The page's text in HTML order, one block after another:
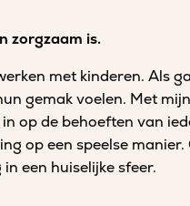
zorgzaam is.
met kinderen. Als
gemak voelen. Met
op de behoeften van
op een speelse
een huiselijke sfeer.